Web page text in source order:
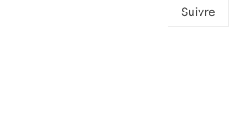
Suivre